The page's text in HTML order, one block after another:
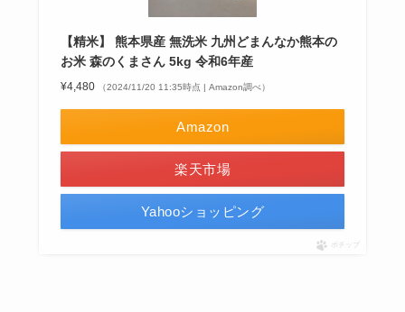
【精米】 熊本県産 無洗米 九州どまんなか熊本の
お米 森のくまさん 5kg 令和6年産
¥4,480 （2024/11/20 11:35時点 | Amazon調べ）
Amazon
楽天市場
Yahooショッピング
ポチップ